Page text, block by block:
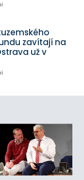
zavítají na
už v